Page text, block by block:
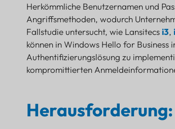
Herkömmliche Benutzernamen und
Angriffsmethoden, wodurch
Fallstudie untersucht, wie Lansitecs i3,
können in Windows Hello for
Authentifizierungslösung zu
kompromittierten